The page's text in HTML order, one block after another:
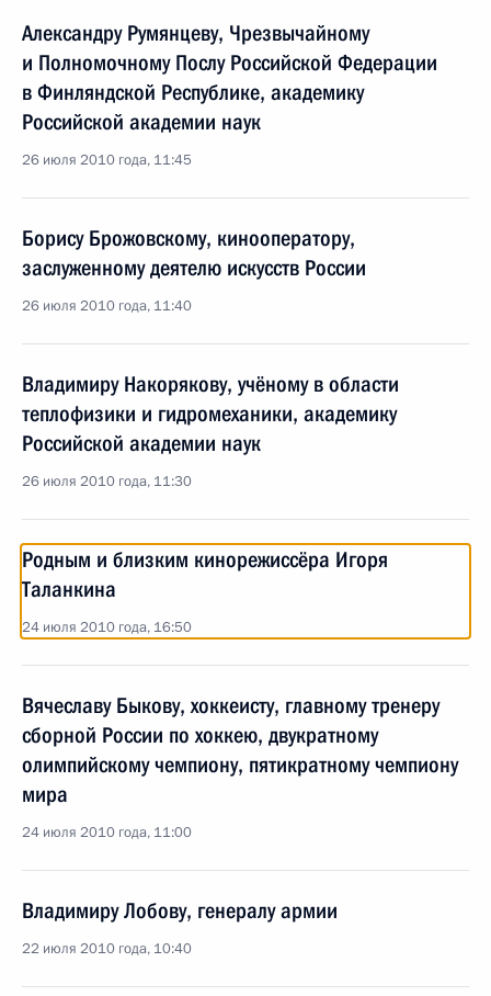
Александру Румянцеву, Чрезвычайному
и Полномочному Послу Российской Федерации
в Финляндской Республике, академику
Российской академии наук
26 июля 2010 года, 11:45
Борису Брожовскому, кинооператору,
заслуженному деятелю искусств России
26 июля 2010 года, 11:40
Владимиру Накорякову, учёному в области
теплофизики и гидромеханики, академику
Российской академии наук
26 июля 2010 года, 11:30
Родным и близким кинорежиссёра Игоря
Таланкина
24 июля 2010 года, 16:50
Вячеславу Быкову, хоккеисту, главному тренеру
сборной России по хоккею, двукратному
олимпийскому чемпиону, пятикратному чемпиону
мира
24 июля 2010 года, 11:00
Владимиру Лобову, генералу армии
22 июля 2010 года, 10:40